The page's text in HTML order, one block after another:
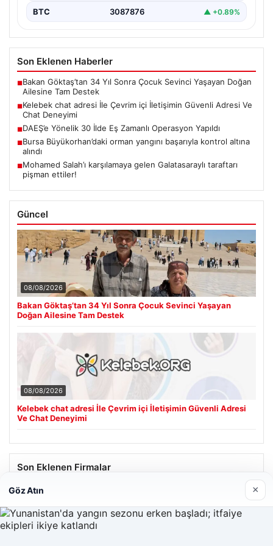
BTC 3087876 ▲ +0.89%
Son Eklenen Haberler
■Bakan Göktaş’tan 34 Yıl Sonra Çocuk Sevinci Yaşayan Doğan
Ailesine Tam Destek
■Kelebek chat adresi İle Çevrim içi İletişimin Güvenli Adresi Ve
Chat Deneyimi
■DAEŞ’e Yönelik 30 İlde Eş Zamanlı Operasyon Yapıldı
■Bursa Büyükorhan’daki orman yangını başarıyla kontrol altına
alındı
■Mohamed Salah’ı karşılamaya gelen Galatasaraylı taraftarı
pişman ettiler!
Güncel
08/08/2026
Bakan Göktaş’tan 34 Yıl Sonra Çocuk Sevinci Yaşayan
Doğan Ailesine Tam Destek
08/08/2026
Kelebek chat adresi İle Çevrim içi İletişimin Güvenli Adresi
Ve Chat Deneyimi
Son Eklenen Firmalar
Hastaş Beton
26/05/2026
Göz Atın ×